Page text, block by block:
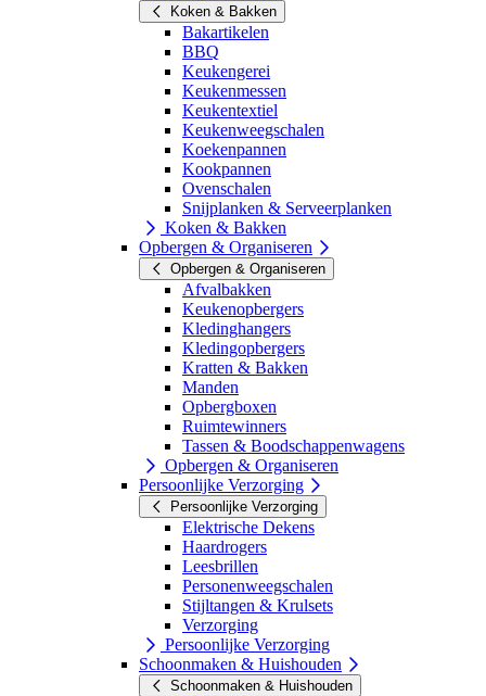
Koken & Bakken
Bakartikelen
BBQ
Keukengerei
Keukenmessen
Keukentextiel
Keukenweegschalen
Koekenpannen
Kookpannen
Ovenschalen
Snijplanken & Serveerplanken
Koken & Bakken
Opbergen & Organiseren
Opbergen & Organiseren
Afvalbakken
Keukenopbergers
Kledinghangers
Kledingopbergers
Kratten & Bakken
Manden
Opbergboxen
Ruimtewinners
Tassen & Boodschappenwagens
Opbergen & Organiseren
Persoonlijke Verzorging
Persoonlijke Verzorging
Elektrische Dekens
Haardrogers
Leesbrillen
Personenweegschalen
Stijltangen & Krulsets
Verzorging
Persoonlijke Verzorging
Schoonmaken & Huishouden
Schoonmaken & Huishouden